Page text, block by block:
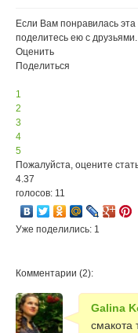
Если Вам понравилась
поделитесь ею с
Оценить
Поделиться
1
2
3
4
5
Пожалуйста, оцените
4.37
голосов: 11
Уже поделились: 1
Комментарии (2):
Galina
смакота